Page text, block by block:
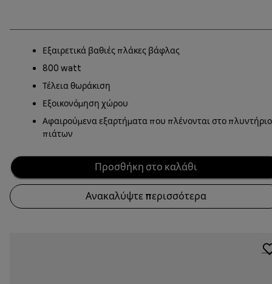
Εξαιρετικά βαθιές πλάκες βάφλας
800 watt
Τέλεια θωράκιση
Εξοικονόμηση χώρου
Αφαιρούμενα εξαρτήματα που πλένονται στο πλυντήριο
πιάτων
Προσθήκη στο καλάθι
Ανακαλύψτε περισσότερα